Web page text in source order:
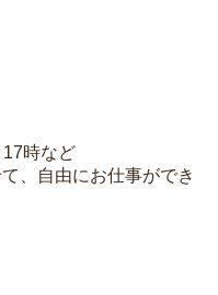
時など
、自由にお仕事ができ